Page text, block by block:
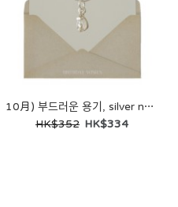
10月) 부드러운 용기, silver necklace
HK$352 HK$334